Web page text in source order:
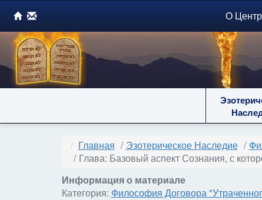
О
Главная Эзотерическое Наследие
Глава: Базовый аспект Сознания, с
Информация о материале
Категория: Философия Договора